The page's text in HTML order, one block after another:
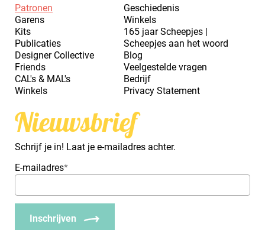
Patronen
Garens
Kits
Publicaties
Designer Collective
Friends
CAL's & MAL's
Winkels
Geschiedenis
Winkels
165 jaar Scheepjes |
Scheepjes aan het woord
Blog
Veelgestelde vragen
Bedrijf
Privacy Statement
Nieuwsbrief
Schrijf je in! Laat je e-mailadres achter.
E-mailadres*
Inschrijven